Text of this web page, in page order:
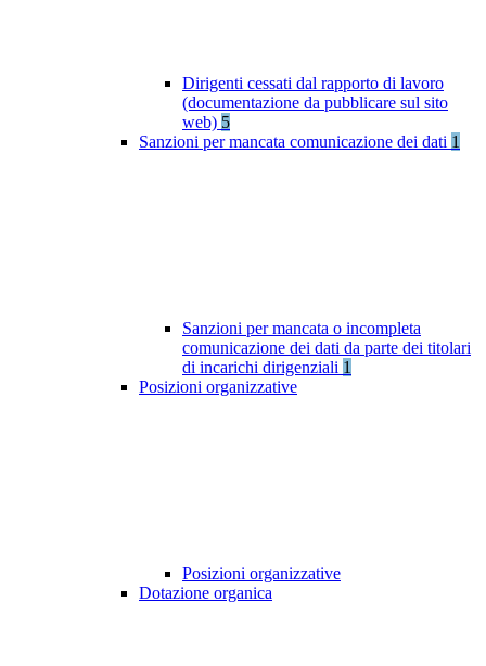
Dirigenti cessati dal rapporto di lavoro
(documentazione da pubblicare sul sito
web) 5
Sanzioni per mancata comunicazione dei dati 1
Sanzioni per mancata o incompleta
comunicazione dei dati da parte dei titolari
di incarichi dirigenziali 1
Posizioni organizzative
Posizioni organizzative
Dotazione organica